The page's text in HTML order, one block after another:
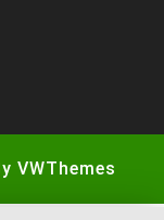
VWThemes